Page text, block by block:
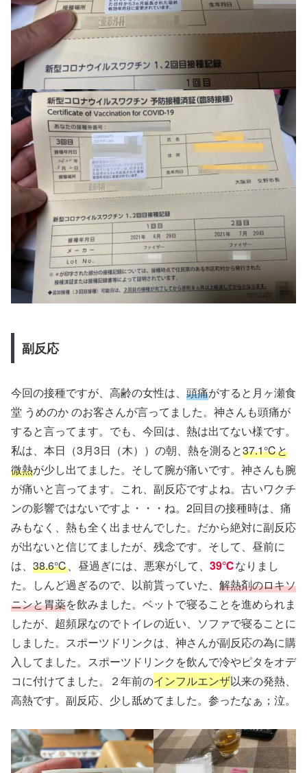
副反応
今回の接種ですが、高齢の女性は、 頭痛がすると月ヶ瀬食
堂 うめのか のお客さんが言ってました。神さんも頭痛が
すると言ってます。でも、今回は、熱は出てない様です。
私は、本日（3月3日（木））の朝、熱を測ると37.1℃と
微熱が少し出てました。そして腕が痛いです。神さんも腕
が痛いと言ってます。これ、副反応ですよね。古いワクチ
ンの影響ではないですよ・・・ね。2回目の接種時は、痛
みもなく、熱も全く出ませんでした。だから絶対に副反応
が出ないと信じてましたが、残念です。そして、昼前に
は、 38.6℃ 、昼過ぎには、悪寒がして、 39℃なりまし
た。しんど過ぎるので、以前貰っていた、 解熱剤のロキソ
ニンと胃薬を飲みました。ベットで寝ることを進められま
したが、超頻尿なのでトイレの近い、ソファで寝ることに
しました。スポーツドリンクは、神さんが副反応の為に購
入してました。スポーツドリンクを飲んで冷やピタをオデ
コに付けてました。２年前のインフルエンザ以来の発熱、
高熱です。副反応、少し舐めてました。参ったなぁ；泣。